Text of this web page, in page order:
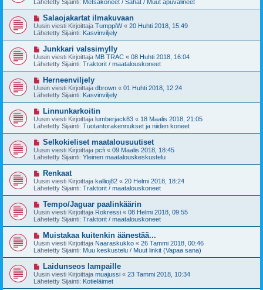
s
t
i
v
e
s
t
Lähetetty Sijainti: Metsäkoneet / Sahat / Muut apuvälineet
U
u
s
i
e
s
t
Salaojakartat ilmakuvaan
Uusin viesti Kirjoittaja TumppiW« 20 Huhti 2018, 15:49
Lähetetty Sijainti: Kasvinviljely
U
u
s
i
v
e
s
t
Junkkari valssimylly
Uusin viesti Kirjoittaja MB TRAC « 08 Huhti 2018, 16:04
Lähetetty Sijainti: Traktorit / maatalouskoneet
U
u
s
i
v
e
s
t
Herneenviljely
Uusin viesti Kirjoittaja dbrown « 01 Huhti 2018, 12:24
Lähetetty Sijainti: Kasvinviljely
U
u
s
i
v
e
s
t
Linnunkarkoitin
Uusin viesti Kirjoittaja lumberjack83 « 18 Maalis 2018, 21:05
Lähetetty Sijainti: Tuotantorakennukset ja niiden koneet
U
u
s
i
v
e
s
t
Selkokieliset maatalousuutiset
Uusin viesti Kirjoittaja pcfi « 09 Maalis 2018, 18:45
Lähetetty Sijainti: Yleinen maatalouskeskustelu
U
u
s
i
v
e
s
t
Renkaat
Uusin viesti Kirjoittaja kallioj82 « 20 Helmi 2018, 18:24
Lähetetty Sijainti: Traktorit / maatalouskoneet
U
u
s
i
v
e
s
t
Tempo/Jaguar paalinkäärin
Uusin viesti Kirjoittaja Rokressi « 08 Helmi 2018, 09:55
Lähetetty Sijainti: Traktorit / maatalouskoneet
U
u
s
i
v
e
s
Muistakaa kuitenkin äänestää...
Uusin viesti Kirjoittaja Naaraskukko « 26 Tammi 2018, 00:46
Lähetetty Sijainti: Muu keskustelu / Muut linkit (Vapaa sana)
U
u
s
i
Laidunseos lampaille
Uusin viesti Kirjoittaja muajussi « 23 Tammi 2018, 10:34
Lähetetty Sijainti: Kotieläimet